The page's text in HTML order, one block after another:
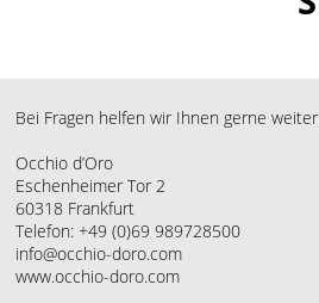
Bei Fragen helfen wir Ihnen gerne
Occhio d’Oro
Eschenheimer Tor 2
60318 Frankfurt
Telefon: +49 (0)69 989728500
info@occhio-doro.com
www.occhio-doro.com